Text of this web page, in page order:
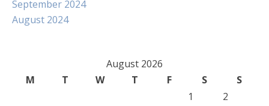
September 2024
August 2024
August 2026
M
T W T F S
S
1
2